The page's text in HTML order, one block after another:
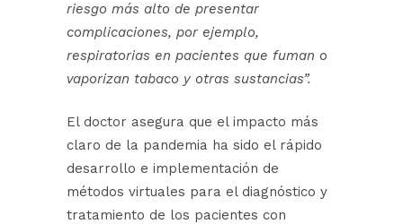
riesgo más alto de presentar
complicaciones, por ejemplo,
respiratorias en pacientes que fuman o
vaporizan tabaco y otras sustancias”.
El doctor asegura que el impacto más
claro de la pandemia ha sido el rápido
desarrollo e implementación de
métodos virtuales para el diagnóstico y
tratamiento de los pacientes con